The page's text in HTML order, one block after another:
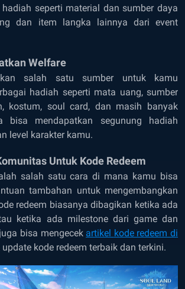
seperti material dan sumber daya
dan item langka lainnya dari event
Welfare
salah satu sumber untuk kamu
hadiah seperti mata uang, sumber
kostum, soul card, dan masih banyak
bisa mendapatkan segunung hadiah
level karakter kamu.
Untuk Kode Redeem
salah satu cara di mana kamu bisa
tambahan untuk mengembangkan
redeem biasanya dibagikan ketika ada
ketika ada milestone dari game dan
bisa mengecek artikel kode redeem di
kode redeem terbaik dan terkini.